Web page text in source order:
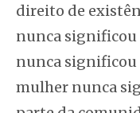
direito de
nunca significou
nunca significou
mulher nunca